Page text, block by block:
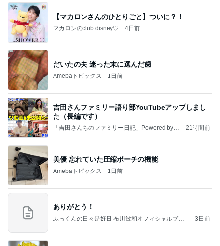
【マカロンさんのひとりごと】ついに？！
マカロンのclub disney♡ 4日前
だいたの夫 迷った末に選んだ歯
Amebaトピックス 1日前
吉田さんファミリー語り部YouTubeアップしまし
た（長編です）
「吉田さんちのファミリー日記」Powered by A
21時間前
美優 忘れていた圧縮ポーチの機能
Amebaトピックス 1日前
ありがとう！
ふっくんの日々是好日 布川敏和オフィシャルブロ
3日前